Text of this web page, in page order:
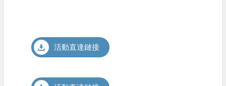
活動直達鏈接